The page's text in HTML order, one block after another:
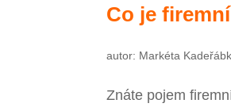
Co je
autor: Markéta
Znáte pojem